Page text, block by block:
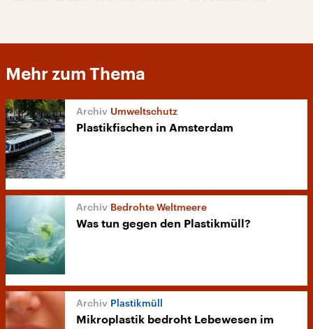
Mehr zum Thema
Umweltschutz
Plastikfischen in Amsterdam
Bedrohte Weltmeere
Was tun gegen den Plastikmüll?
Plastikmüll
Mikroplastik bedroht Lebewesen im